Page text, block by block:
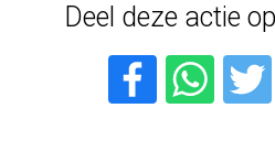
Deel deze actie